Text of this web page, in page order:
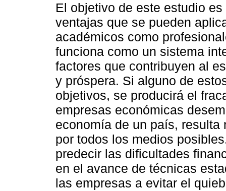
El objetivo de este estudio
ventajas que se pueden
académicos como
funciona como un sistema
factores que contribuyen al
y próspera. Si alguno de
objetivos, se producirá el
empresas económicas
economía de un país,
por todos los medios
predecir las dificultades
en el avance de técnicas
las empresas a evitar el